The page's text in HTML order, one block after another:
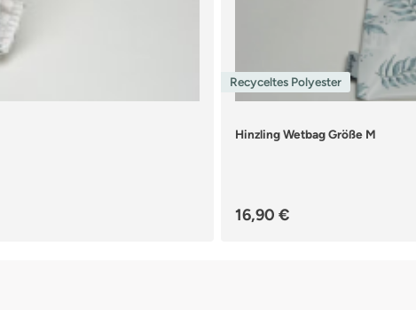
Recyceltes Polyester
Hinzling Wetbag Größe M
Regulärer Preis:
16,90 €